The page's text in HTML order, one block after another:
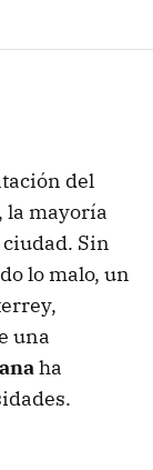
del
la mayoría
Sin
lo malo, un
una
ha